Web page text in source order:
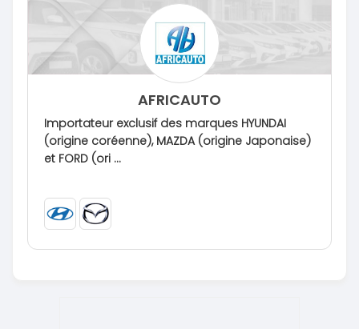
AFRICAUTO
Importateur exclusif des marques HYUNDAI
(origine coréenne), MAZDA (origine Japonaise)
et FORD (ori ...